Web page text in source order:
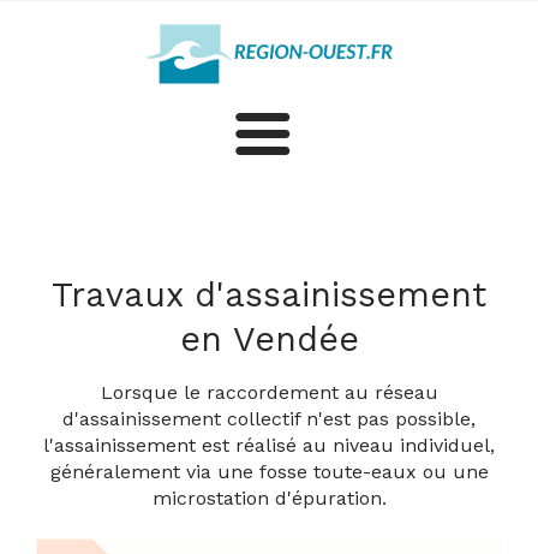
Rénovation
Plus d'artisans et professionnels en Vendée
Travaux d'assainissement
en Vendée
Lorsque le raccordement au réseau
d'assainissement collectif n'est pas possible,
l'assainissement est réalisé au niveau individuel,
généralement via une fosse toute-eaux ou une
microstation d'épuration.